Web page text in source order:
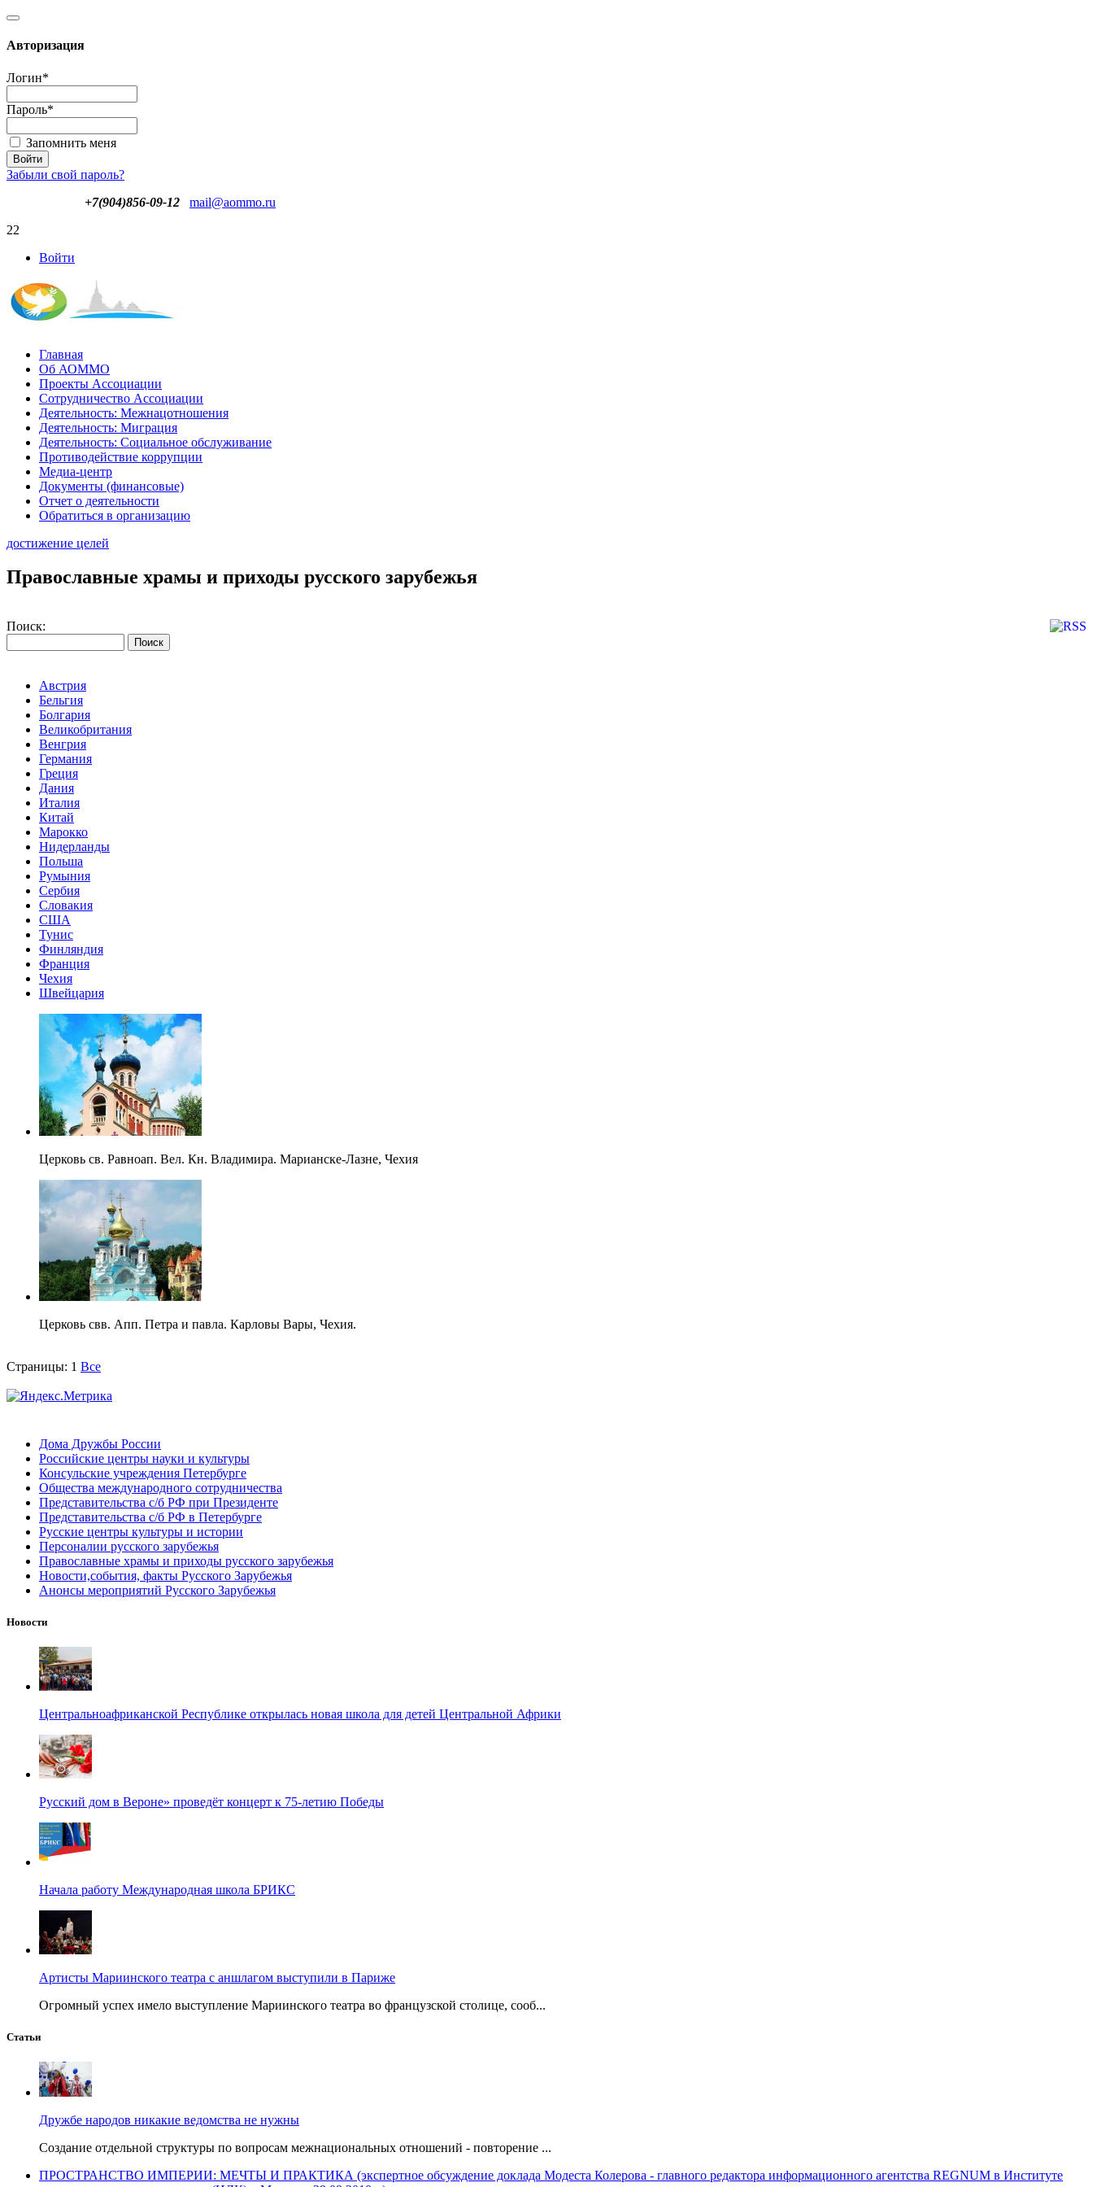
Авторизация
Логин*
Пароль*
Запомнить меня
Забыли свой пароль?
+7(904)856-09-12
mail@aommo.ru
22
Войти
Главная
Об АОММО
Проекты Ассоциации
Сотрудничество Ассоциации
Деятельность: Межнацотношения
Деятельность: Миграция
Деятельность: Социальное обслуживание
Противодействие коррупции
Медиа-центр
Документы (финансовые)
Отчет о деятельности
Обратиться в организацию
достижение целей
Православные храмы и приходы русского зарубежья
Поиск:
Австрия
Бельгия
Болгария
Великобритания
Венгрия
Германия
Греция
Дания
Италия
Китай
Марокко
Нидерланды
Польша
Румыния
Сербия
Словакия
США
Тунис
Финляндия
Франция
Чехия
Швейцария
Церковь св. Равноап. Вел. Кн. Владимира. Марианске-Лазне, Чехия
Церковь свв. Апп. Петра и павла. Карловы Вары, Чехия.
Страницы: 1 Все
Дома Дружбы России
Российские центры науки и культуры
Консульские учреждения Петербурге
Общества международного сотрудничества
Представительства с/б РФ при Президенте
Представительства с/б РФ в Петербурге
Русские центры культуры и истории
Персоналии русского зарубежья
Православные храмы и приходы русского зарубежья
Новости,события, факты Русского Зарубежья
Анонсы мероприятий Русского Зарубежья
Новости
Центральноафриканской Республике открылась новая школа для детей Центральной Африки
Русский дом в Вероне» проведёт концерт к 75-летию Победы
Начала работу Международная школа БРИКС
Артисты Мариинского театра с аншлагом выступили в Париже
Огромный успех имело выступление Мариинского театра во французской столице, сооб...
Статьи
Дружбе народов никакие ведомства не нужны
Создание отдельной структуры по вопросам межнациональных отношений - повторение ...
ПРОСТРАНСТВО ИМПЕРИИ: МЕЧТЫ И ПРАКТИКА (экспертное обсуждение доклада Модеста Колерова - главного редактора информационного агентства REGNUM в Институте